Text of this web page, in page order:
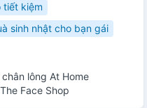
tiết kiệm
sinh nhật cho bạn gái
lông At Home
Face Shop